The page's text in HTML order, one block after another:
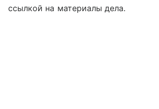
ссылкой на материалы дела.